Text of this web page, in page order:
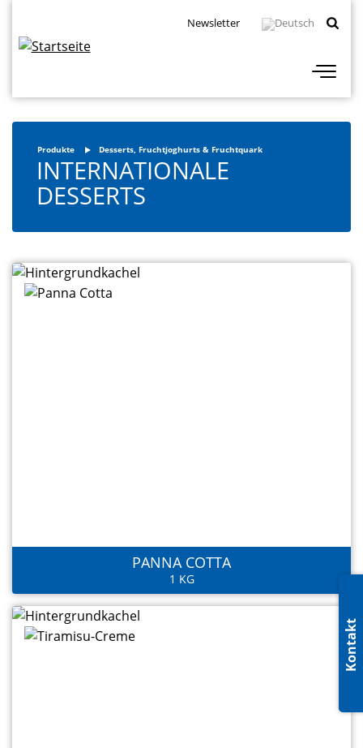
Inhalt
Navigation
Newsletter
Produkte Desserts, Fruchtjoghurts & Fruchtquark
INTERNATIONALE
DESSERTS
PANNA COTTA
1 KG
Kontakt